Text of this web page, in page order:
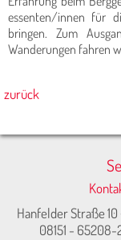
essenten/innen für
bringen. Zum
Wan­derungen fahren
zurück
Hanfelder Straße 10
08151 - 65208-